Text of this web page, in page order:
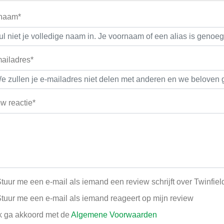
reactie*
me een e-mail als iemand een review schrijft over
me een e-mail als iemand reageert op mijn review
ga akkoord met de Algemene Voorwaarden